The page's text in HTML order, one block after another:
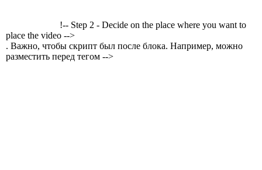
!-- Step 2 - Decide on the place where you want to
place the video -->
. Важно, чтобы скрипт был после блока. Например, можно
разместить перед тегом -->